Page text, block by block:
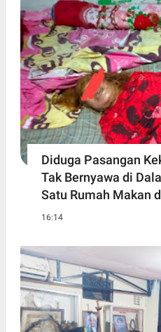
Diduga Pasangan
Tak Bernyawa di
Satu Rumah Makan
16:14